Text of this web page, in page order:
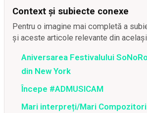
Context și subiecte conexe
Pentru o imagine mai completă a
și aceste articole relevante din
Aniversarea Festivalului
din New York
Începe #ADMUSICAM
Mari interpreți/Mari